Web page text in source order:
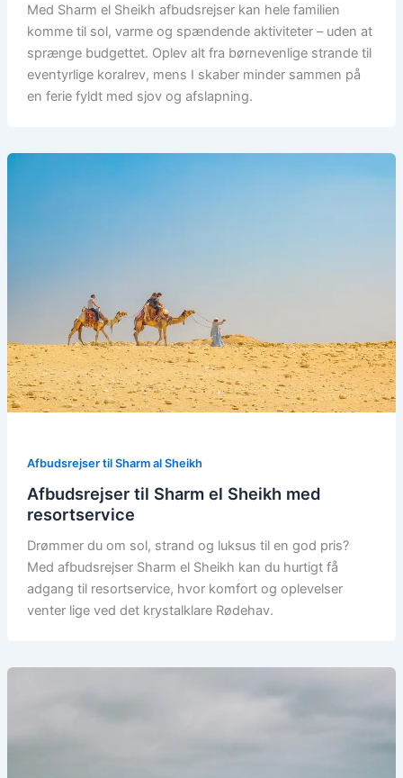
Med Sharm el Sheikh afbudsrejser kan hele familien
komme til sol, varme og spændende aktiviteter – uden at
sprænge budgettet. Oplev alt fra børnevenlige strande til
eventyrlige koralrev, mens I skaber minder sammen på
en ferie fyldt med sjov og afslapning.
Afbudsrejser til Sharm al Sheikh
Afbudsrejser til Sharm el Sheikh med
resortservice
Drømmer du om sol, strand og luksus til en god pris?
Med afbudsrejser Sharm el Sheikh kan du hurtigt få
adgang til resortservice, hvor komfort og oplevelser
venter lige ved det krystalklare Rødehav.